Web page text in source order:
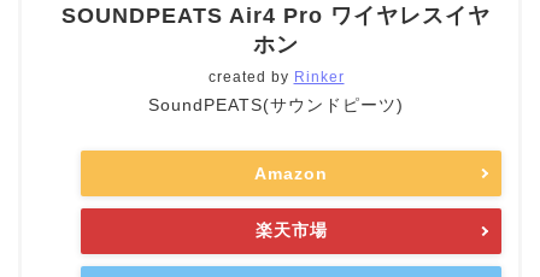
SOUNDPEATS Air4 Pro ワイヤレスイヤ
ホン
created by Rinker
SoundPEATS(サウンドピーツ)
Amazon
楽天市場